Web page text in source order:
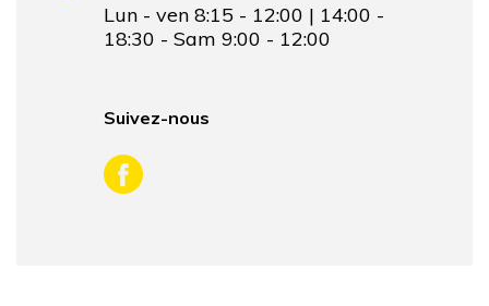
Lun - ven 8:15 - 12:00 | 14:00 -
18:30 - Sam 9:00 - 12:00
Suivez-nous